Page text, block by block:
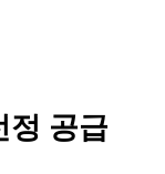
정 공급